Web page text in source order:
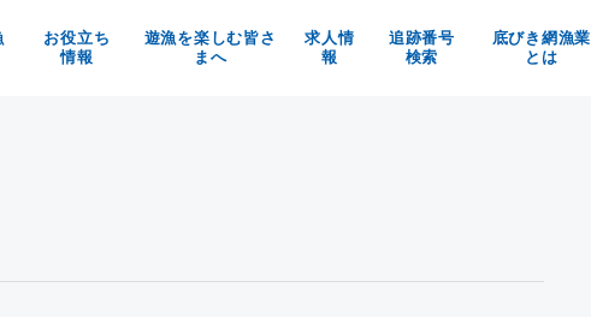
お役立ち
情報
遊漁を楽しむ皆さ
まへ
求人情
報
追跡番号
検索
底びき網漁業
とは